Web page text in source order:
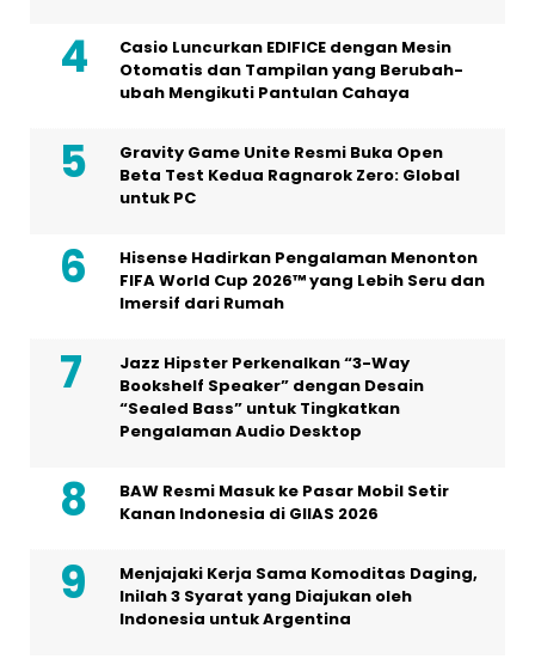
Casio Luncurkan EDIFICE dengan Mesin
Otomatis dan Tampilan yang Berubah-
ubah Mengikuti Pantulan Cahaya
Gravity Game Unite Resmi Buka Open
Beta Test Kedua Ragnarok Zero: Global
untuk PC
Hisense Hadirkan Pengalaman Menonton
FIFA World Cup 2026™ yang Lebih Seru dan
Imersif dari Rumah
Jazz Hipster Perkenalkan “3-Way
Bookshelf Speaker” dengan Desain
“Sealed Bass” untuk Tingkatkan
Pengalaman Audio Desktop
BAW Resmi Masuk ke Pasar Mobil Setir
Kanan Indonesia di GIIAS 2026
Menjajaki Kerja Sama Komoditas Daging,
Inilah 3 Syarat yang Diajukan oleh
Indonesia untuk Argentina